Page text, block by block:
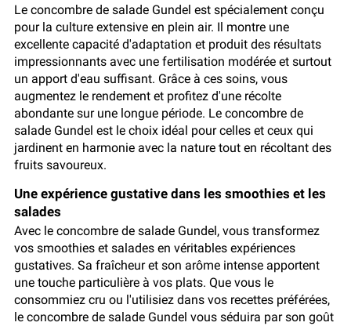
Le concombre de salade Gundel est spécialement conçu
pour la culture extensive en plein air. Il montre une
excellente capacité d'adaptation et produit des résultats
impressionnants avec une fertilisation modérée et surtout
un apport d'eau suffisant. Grâce à ces soins, vous
augmentez le rendement et profitez d'une récolte
abondante sur une longue période. Le concombre de
salade Gundel est le choix idéal pour celles et ceux qui
jardinent en harmonie avec la nature tout en récoltant des
fruits savoureux.
Une expérience gustative dans les smoothies et les
salades
Avec le concombre de salade Gundel, vous transformez
vos smoothies et salades en véritables expériences
gustatives. Sa fraîcheur et son arôme intense apportent
une touche particulière à vos plats. Que vous le
consommiez cru ou l'utilisiez dans vos recettes préférées,
le concombre de salade Gundel vous séduira par son goût